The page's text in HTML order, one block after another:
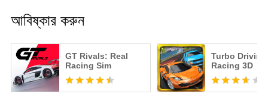
"গাছি কোই কানজো" এই ধরনের লোকদের জন্য সুপারিশ করা হয়।
・ যারা ইয়ান্দেরে, মেনহেরা এবং সুন্দরে গেম পছন্দ করেন
・ যারা রোম্যান্স পছন্দ করেন ADV
・ যারা হরর পছন্দ করেন
・ যারা অভিনব গেম পছন্দ করেন
・ যারা ভার্চুয়াল ইউটিউবার পছন্দ করেন (VTuber)
আবিষ্কার করুন
GT Rivals: Real
Racing Sim
Turbo Driving
Racing 3D